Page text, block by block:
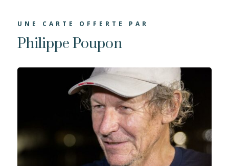
UNE CARTE OFFERTE PAR
Philippe Poupon